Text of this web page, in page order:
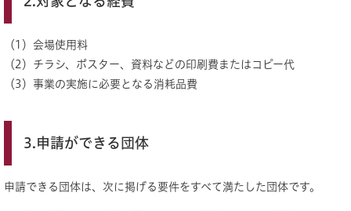
（1）会場使用料
（2）チラシ、ポスター、資料などの印刷費またはコピー代
（3）事業の実施に必要となる消耗品費
3.申請ができる団体
申請できる団体は、次に掲げる要件をすべて満たした団体です。